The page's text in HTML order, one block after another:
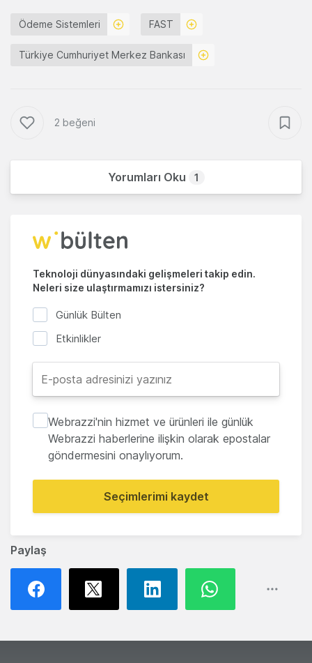
Paylaş
Ödeme Sistemleri FAST
Türkiye Cumhuriyet Merkez Bankası
2 beğeni
Yorumları Oku 1
Teknoloji dünyasındaki gelişmeleri takip edin.
Neleri size ulaştırmamızı istersiniz?
Günlük Bülten
Etkinlikler
Webrazzi'nin hizmet ve ürünleri ile günlük
Webrazzi haberlerine ilişkin olarak epostalar
göndermesini onaylıyorum.
Seçimlerimi kaydet